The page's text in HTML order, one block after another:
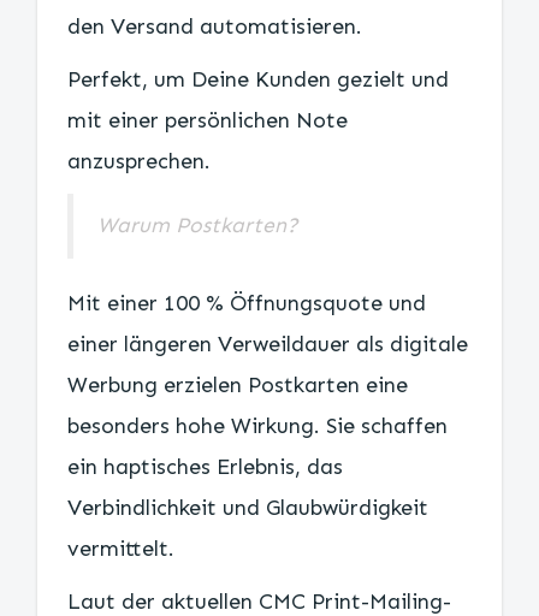
den Versand automatisieren.
Perfekt, um Deine Kunden gezielt und
mit einer persönlichen Note
anzusprechen.
Warum Postkarten?
Mit einer 100 % Öffnungsquote und
einer längeren Verweildauer als digitale
Werbung erzielen Postkarten eine
besonders hohe Wirkung. Sie schaffen
ein haptisches Erlebnis, das
Verbindlichkeit und Glaubwürdigkeit
vermittelt.
Laut der aktuellen CMC Print-Mailing-